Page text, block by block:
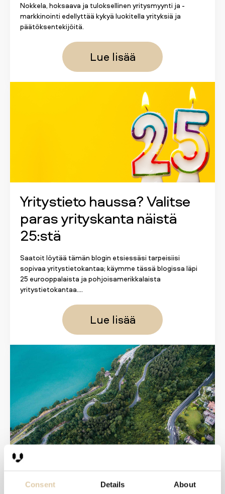
Consent Details About
Nokkela, hoksaava ja tuloksellinen yritysmyynti ja -
markkinointi edellyttää kykyä luokitella yrityksiä ja
päätöksentekijöitä.
Lue lisää
Yritystieto haussa? Valitse
paras yrityskanta näistä
25:stä
Saatoit löytää tämän blogin etsiessäsi tarpeisiisi
sopivaa yritystietokantaa; käymme tässä blogissa läpi
25 eurooppalaista ja pohjoisamerikkalaista
yritystietokantaa....
Lue lisää
Datan puhdistaminen: Mitä
se on ja miksi CRM:si